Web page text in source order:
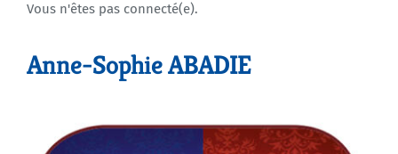
Agenda
Vous n'êtes pas connecté(e).
Anne-Sophie ABADIE